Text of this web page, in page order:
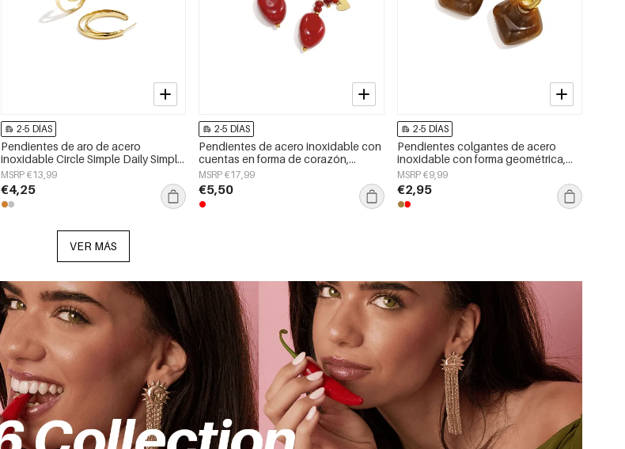
2-5 DÍAS
Pendientes de aro de acero
inoxidable Circle Simple Daily Simple
Series Joyería para mujer
MSRP €13,99
€4,25
2-5 DÍAS
Pendientes de acero inoxidable con
cuentas en forma de corazón,
sencillos, de la serie Daily Simple.
Joyería para mujer.
MSRP €17,99
€5,50
2-5 DÍAS
Pendientes colgantes de acero
inoxidable con forma geométrica,
sencillos para el día a día, de la serie
Simple. Joyería para mujer.
MSRP €9,99
€2,95
VER MÁS